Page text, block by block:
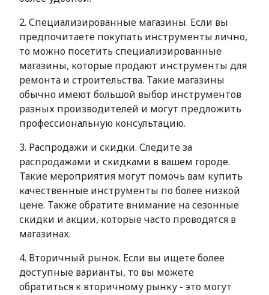
2. Специализированные магазины. Если вы
предпочитаете покупать инструменты лично,
то можно посетить специализированные
магазины, которые продают инструменты для
ремонта и строительства. Такие магазины
обычно имеют большой выбор инструментов
разных производителей и могут предложить
профессиональную консультацию.
3. Распродажи и скидки. Следите за
распродажами и скидками в вашем городе.
Такие мероприятия могут помочь вам купить
качественные инструменты по более низкой
цене. Также обратите внимание на сезонные
скидки и акции, которые часто проводятся в
магазинах.
4. Вторичный рынок. Если вы ищете более
доступные варианты, то вы можете
обратиться к вторичному рынку - это могут